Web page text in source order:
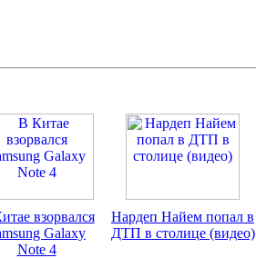
взорвался
Galaxy
Note 4
Нардеп Найем попал в
ДТП в столице (видео)